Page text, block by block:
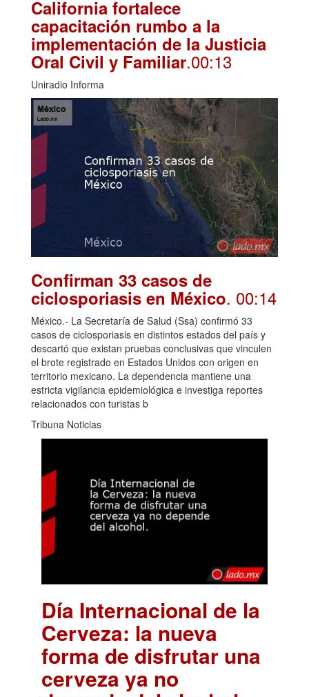
California fortalece
capacitación rumbo a la
implementación de la Justicia
Oral Civil y Familiar.00:13
Uniradio Informa
Confirman 33 casos de
ciclosporiasis en México. 00:14
México.- La Secretaría de Salud (Ssa) confirmó 33
casos de ciclosporiasis en distintos estados del país y
descartó que existan pruebas conclusivas que vinculen
el brote registrado en Estados Unidos con origen en
territorio mexicano. La dependencia mantiene una
estricta vigilancia epidemiológica e investiga reportes
relacionados con turistas b
Tribuna Noticias
Día Internacional de la
Cerveza: la nueva
forma de disfrutar una
cerveza ya no